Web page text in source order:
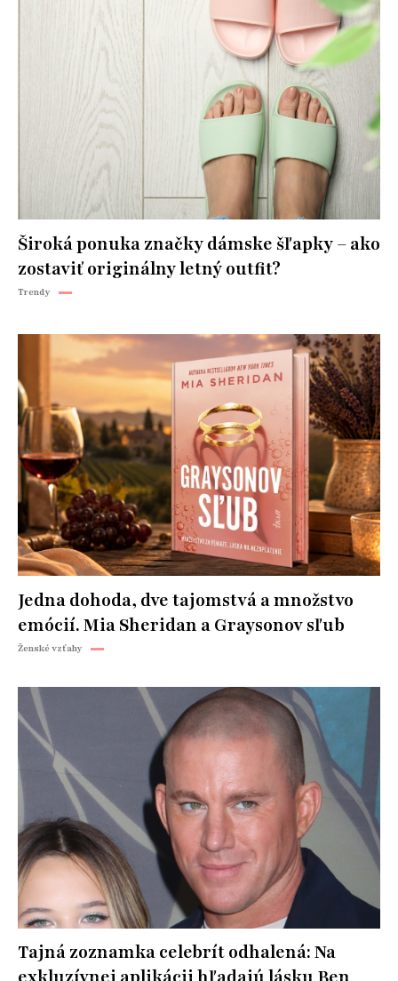
Široká ponuka značky dámske šľapky – ako
zostaviť originálny letný outfit?
Trendy
Jedna dohoda, dve tajomstvá a množstvo
emócií. Mia Sheridan a Graysonov sľub
Ženské vzťahy
Tajná zoznamka celebrít odhalená: Na